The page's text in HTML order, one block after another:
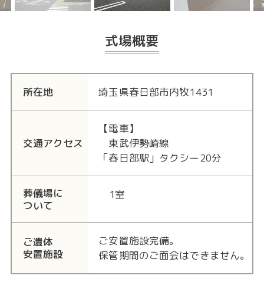
式場概要
所在地 埼玉県春日部市内牧1431
交通アクセス
【電車】
東武伊勢崎線
「春日部駅」タクシー20分
葬儀場に
ついて
1室
ご遺体
安置施設
ご安置施設完備。
保管期間のご面会はできません。